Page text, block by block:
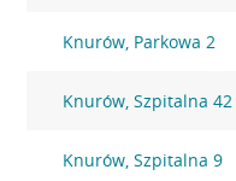
Knurów, Parkowa 2
Knurów, Szpitalna 42
Knurów, Szpitalna 9